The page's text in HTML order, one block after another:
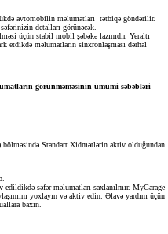
avtomobilin məlumatları tətbiqə göndərilir.
detalları görünəcək.
üçün stabil mobil şəbəkə lazımdır. Yeraltı
etdikdə məlumatların sinxronlaşması dərhal
görünməməsinin ümumi səbəbləri
Standart Xidmətlərin aktiv olduğundan
səfər məlumatları saxlanılmır. MyGarage
yoxlayın və aktiv edin. Əlavə yardım üçün
baxın.